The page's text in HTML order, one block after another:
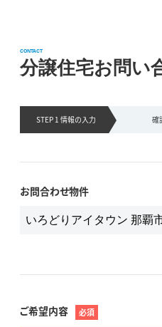
分譲住宅お問い
CONTACT
STEP 1 情報の入力 確
お問合わせ物件
ご希望内容 必須